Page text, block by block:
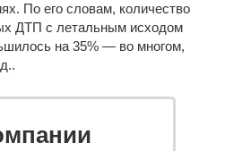
По его словам, количество
ДТП с летальным исходом
на 35% — во многом,